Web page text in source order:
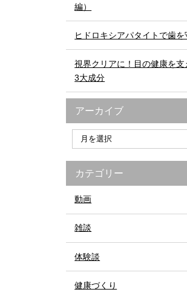
編）
ヒドロキシアパタイトで歯を
視界クリアに！目の健康を
3大成分
アーカイブ
カテゴリー
動画
雑談
体験談
健康づくり